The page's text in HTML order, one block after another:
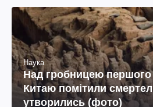
Наука
Над гробницею першого
Китаю помітили
утворились (фото)